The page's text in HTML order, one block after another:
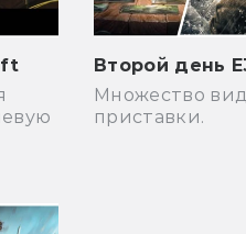
Второй день
Множество
приставки.